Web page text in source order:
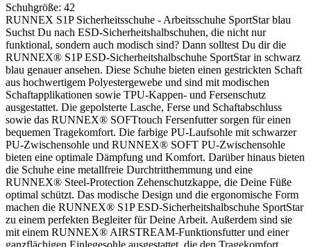
Eigenschaften
Zehenschutzkappe: RUNNEX® Steel-Protection,
RUNNEX® SOFTtouch
RUNNEX® SOFTtouch: Ein leichtes und atmungsaktives Polster
für den Fersenbereich, schützt und stützt nachhaltig.
Schuhgröße: 42
RUNNEX S1P Sicherheitsschuhe - Arbeitsschuhe SportStar blau
Suchst Du nach ESD-Sicherheitshalbschuhen, die nicht nur
funktional, sondern auch modisch sind? Dann solltest Du dir die
RUNNEX® S1P ESD-Sicherheitshalbschuhe SportStar in schwarz
blau genauer ansehen. Diese Schuhe bieten einen gestrickten Schaft
aus hochwertigem Polyestergewebe und sind mit modischen
Schaftapplikationen sowie TPU-Kappen- und Fersenschutz
ausgestattet. Die gepolsterte Lasche, Ferse und Schaftabschluss
sowie das RUNNEX® SOFTtouch Fersenfutter sorgen für einen
bequemen Tragekomfort. Die farbige PU-Laufsohle mit schwarzer
PU-Zwischensohle und RUNNEX® SOFT PU-Zwischensohle
bieten eine optimale Dämpfung und Komfort. Darüber hinaus bieten
die Schuhe eine metallfreie Durchtritthemmung und eine
RUNNEX® Steel-Protection Zehenschutzkappe, die Deine Füße
optimal schützt. Das modische Design und die ergonomische Form
machen die RUNNEX® S1P ESD-Sicherheitshalbschuhe SportStar
zu einem perfekten Begleiter für Deine Arbeit. Außerdem sind sie
mit einem RUNNEX® AIRSTREAM-Funktionsfutter und einer
ganzflächigen Einlegesohle ausgestattet, die den Tragekomfort